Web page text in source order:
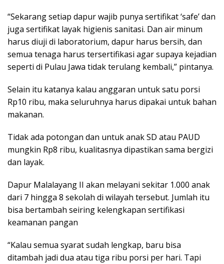
“Sekarang setiap dapur wajib punya sertifikat ‘safe’ dan
juga sertifikat layak higienis sanitasi. Dan air minum
harus diuji di laboratorium, dapur harus bersih, dan
semua tenaga harus tersertifikasi agar supaya kejadian
seperti di Pulau Jawa tidak terulang kembali,” pintanya.
Selain itu katanya kalau anggaran untuk satu porsi
Rp10 ribu, maka seluruhnya harus dipakai untuk bahan
makanan.
Tidak ada potongan dan untuk anak SD atau PAUD
mungkin Rp8 ribu, kualitasnya dipastikan sama bergizi
dan layak.
Dapur Malalayang II akan melayani sekitar 1.000 anak
dari 7 hingga 8 sekolah di wilayah tersebut. Jumlah itu
bisa bertambah seiring kelengkapan sertifikasi
keamanan pangan
“Kalau semua syarat sudah lengkap, baru bisa
ditambah jadi dua atau tiga ribu porsi per hari. Tapi